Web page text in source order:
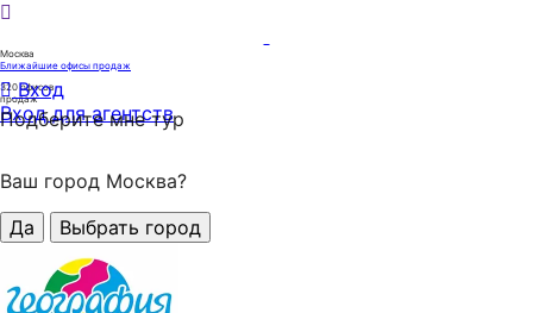
Москва
Ближайшие офисы продаж
320офисов
продаж
Вход
Вход для агентств
Подберите мне тур
Ваш город Москва?
Да
Выбрать город